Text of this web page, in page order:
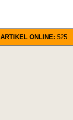
ARTIKEL ONLINE: 525